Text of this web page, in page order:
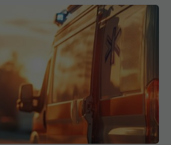
activează planul pentru
în spitale și recomandări